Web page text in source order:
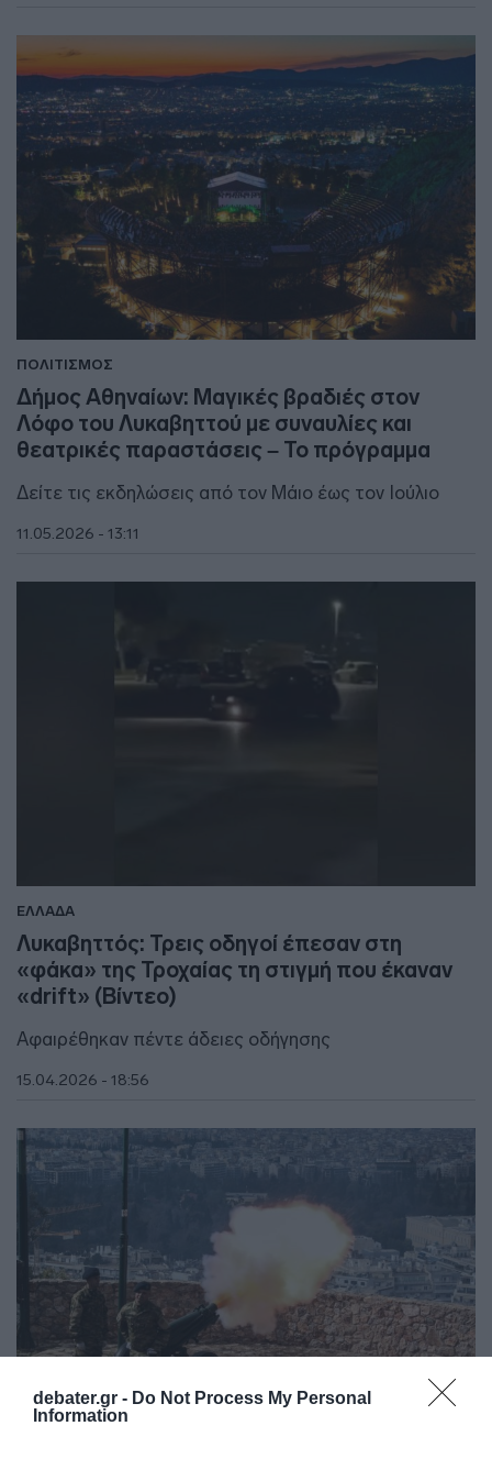
debater.gr - Do Not Process My Personal
Information
ΠΟΛΙΤΙΣΜΟΣ
Δήμος Αθηναίων: Μαγικές βραδιές στον
Λόφο του Λυκαβηττού με συναυλίες και
θεατρικές παραστάσεις – Το πρόγραμμα
Δείτε τις εκδηλώσεις από τον Μάιο έως τον Ιούλιο
11.05.2026 - 13:11
ΕΛΛΑΔΑ
Λυκαβηττός: Τρεις οδηγοί έπεσαν στη
«φάκα» της Τροχαίας τη στιγμή που έκαναν
«drift» (Βίντεο)
Αφαιρέθηκαν πέντε άδειες οδήγησης
15.04.2026 - 18:56